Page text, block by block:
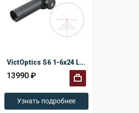
VictOptics S6 1-6x24 LPVO
13990 ₽
Узнать подробнее